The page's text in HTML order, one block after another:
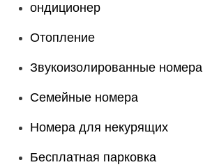
ондиционер
Отопление
Звукоизолированные номера
Семейные номера
Номера для некурящих
Бесплатная парковка